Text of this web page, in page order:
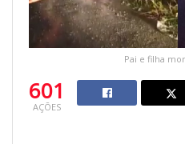
Pai e filha
601
AÇÕES